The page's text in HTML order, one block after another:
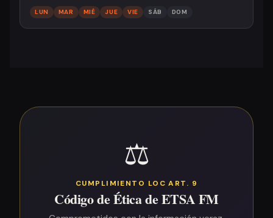
LUN MAR MIÉ JUE VIE SÁB DOM
⚖️
CUMPLIMIENTO LOC ART. 9
Código de Ética de ETSA FM